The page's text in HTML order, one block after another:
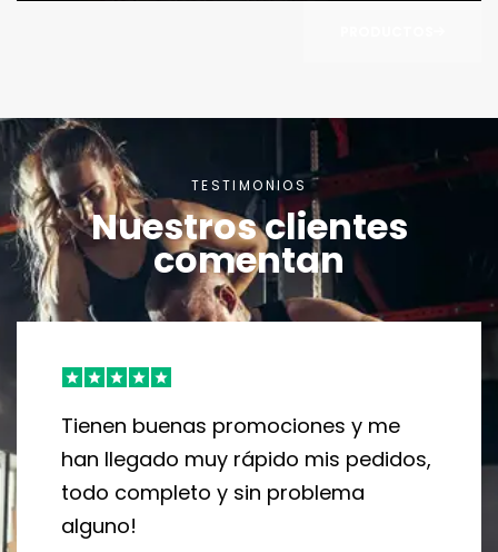
TESTIMONIOS
Nuestros clientes
comentan
Tienen buenas promociones y me
han llegado muy rápido mis pedidos,
todo completo y sin problema
alguno!